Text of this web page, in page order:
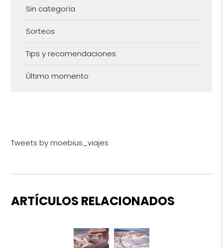
Sin categoría
Sorteos
Tips y recomendaciones
Último momento
Tweets by moebius_viajes
ARTÍCULOS RELACIONADOS